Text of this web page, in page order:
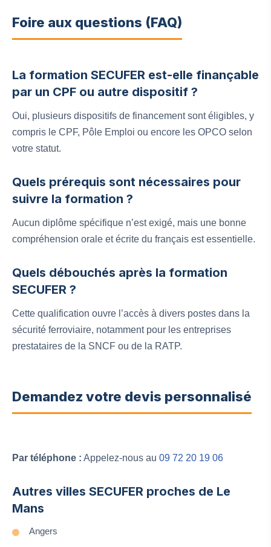
Foire aux questions (FAQ)
La formation SECUFER est-elle finançable
par un CPF ou autre dispositif ?
Oui, plusieurs dispositifs de financement sont éligibles, y
compris le CPF, Pôle Emploi ou encore les OPCO selon
votre statut.
Quels prérequis sont nécessaires pour
suivre la formation ?
Aucun diplôme spécifique n’est exigé, mais une bonne
compréhension orale et écrite du français est essentielle.
Quels débouchés après la formation
SECUFER ?
Cette qualification ouvre l’accès à divers postes dans la
sécurité ferroviaire, notamment pour les entreprises
prestataires de la SNCF ou de la RATP.
Demandez votre devis personnalisé
Par téléphone : Appelez-nous au 09 72 20 19 06
Autres villes SECUFER proches de Le
Mans
Angers